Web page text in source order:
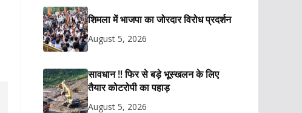
शिमला में भाजपा का जोरदार विरोध प्रदर्शन
August 5, 2026
सावधान !! फिर से बड़े भूस्खलन के लिए
तैयार कोटरोपी का पहाड़
August 5, 2026